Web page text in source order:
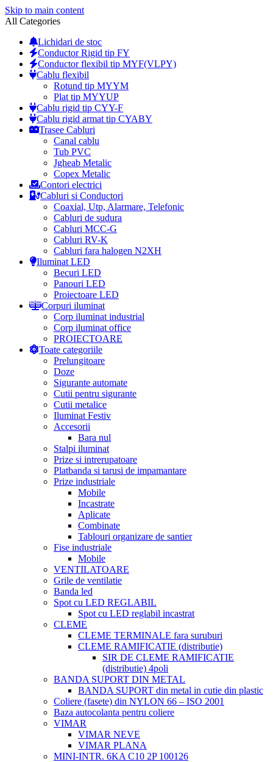
Skip to main content
All Categories
Lichidari de stoc
Conductor Rigid tip FY
Conductor flexibil tip MYF(VLPY)
Cablu flexibil
Rotund tip MYYM
Plat tip MYYUP
Cablu rigid tip CYY-F
Cablu rigid armat tip CYABY
Trasee Cabluri
Canal cablu
Tub PVC
Jgheab Metalic
Copex Metalic
Contori electrici
Cabluri si Conductori
Coaxial, Utp, Alarmare, Telefonic
Cabluri de sudura
Cabluri MCC-G
Cabluri RV-K
Cabluri fara halogen N2XH
Iluminat LED
Becuri LED
Panouri LED
Proiectoare LED
Corpuri iluminat
Corp iluminat industrial
Corp iluminat office
PROIECTOARE
Toate categoriile
Prelungitoare
Doze
Sigurante automate
Cutii pentru sigurante
Cutii metalice
Iluminat Festiv
Accesorii
Bara nul
Stalpi iluminat
Prize si intrerupatoare
Platbanda si tarusi de impamantare
Prize industriale
Mobile
Incastrate
Aplicate
Combinate
Tablouri organizare de santier
Fise industriale
Mobile
VENTILATOARE
Grile de ventilatie
Banda led
Spot cu LED REGLABIL
Spot cu LED reglabil incastrat
CLEME
CLEME TERMINALE fara suruburi
CLEME RAMIFICATIE (distributie)
SIR DE CLEME RAMIFICATIE
(distributie) 4poli
BANDA SUPORT DIN METAL
BANDA SUPORT din metal in cutie din plastic
Coliere (fasete) din NYLON 66 – ISO 2001
Baza autocolanta pentru coliere
VIMAR
VIMAR NEVE
VIMAR PLANA
MINI-INTR. 6KA C10 2P 100126